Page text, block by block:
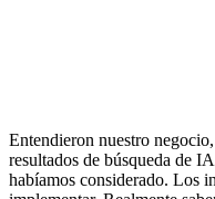
Entendieron nuestro
resultados de búsqueda de
habíamos considerado. Los